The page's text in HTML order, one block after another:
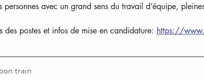
personnes avec un grand sens du travail d’équipe,
des postes et infos de mise en candidature: https://
train